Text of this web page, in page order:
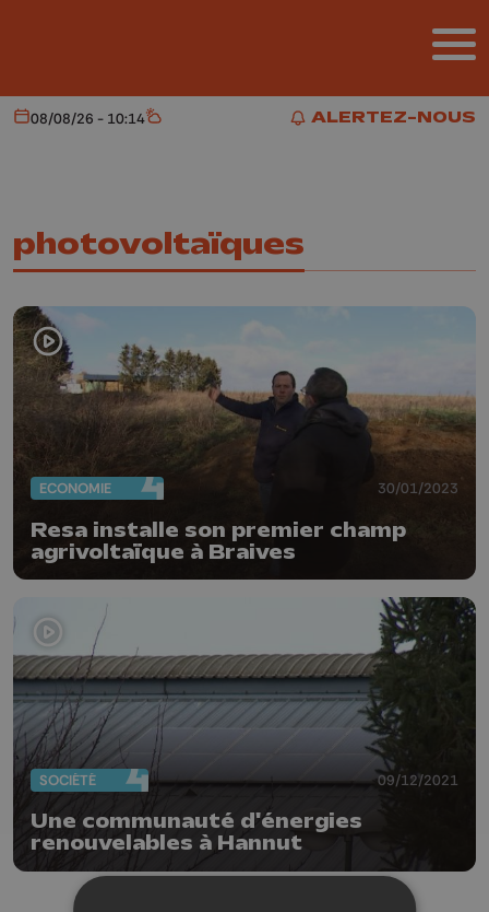
ALERTEZ-NOUS
ALERTEZ-NOUS
Aujourd'hui
08/08/26 - 10:14 Météo
photovoltaïques
ECONOMIE 30/01/2023
Resa installe son premier champ
agrivoltaïque à Braives
SOCIÉTÉ 09/12/2021
Une communauté d'énergies
renouvelables à Hannut